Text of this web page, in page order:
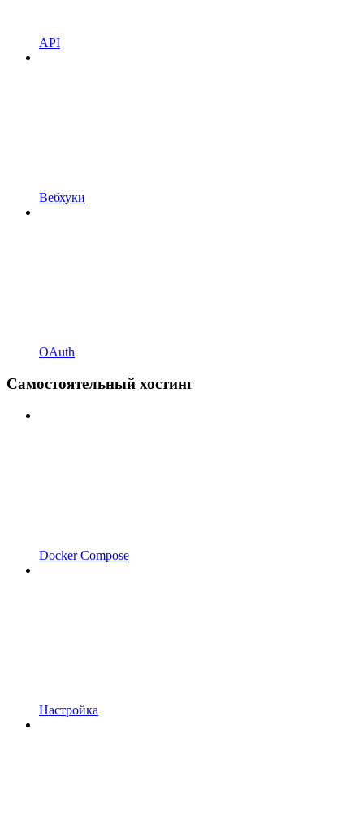
API
Вебхуки
OAuth
Самостоятельный хостинг
Docker Compose
Настройка